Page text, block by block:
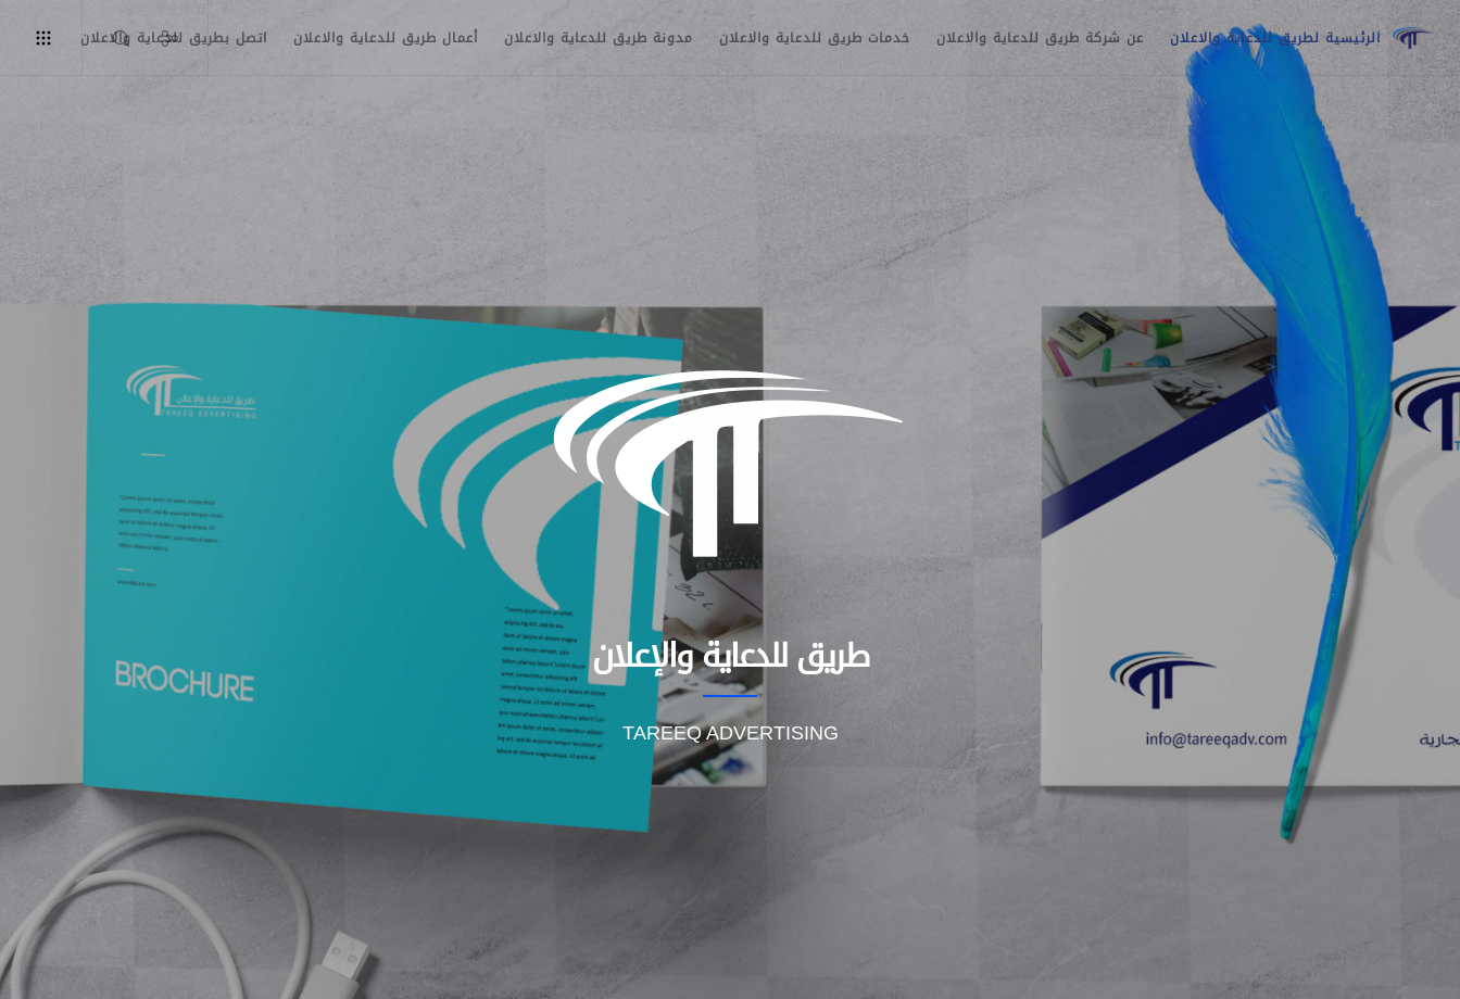
الرئيسية لطريق للدعاية والاعلان عن شركة طريق للدعاية والاعلان خدمات طريق للدعاية والاعلان مدونة طريق للدعاية والاعلان أعمال طريق للدعاية والاعلان اتصل بطريق للدعاية والاعلان
طريق للدعاية والإعلان
TAREEQ ADVERTISING